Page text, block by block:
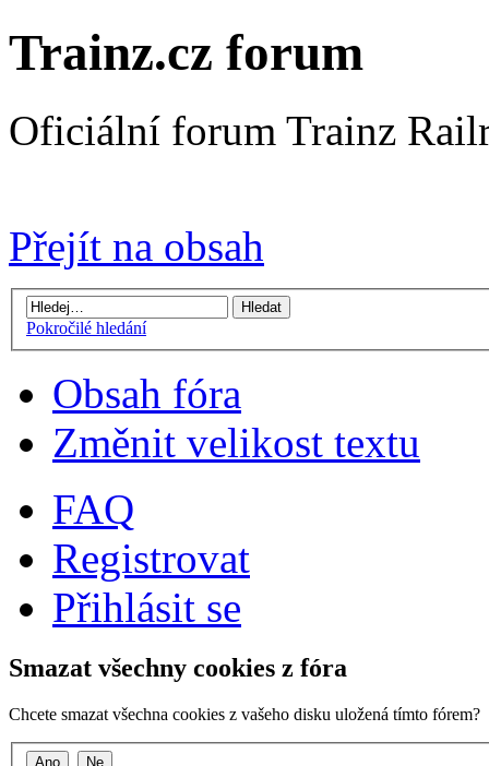
Trainz.cz forum
Oficiální forum Trainz
Přejít na obsah
Pokročilé hledání
Obsah fóra
Změnit velikost textu
FAQ
Registrovat
Přihlásit se
Smazat všechny cookies z fóra
Chcete smazat všechna cookies z vašeho disku uložená tímto fórem?